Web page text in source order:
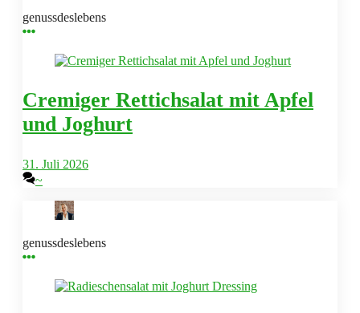
genussdeslebens
Cremiger Rettichsalat mit Apfel
und Joghurt
31. Juli 2026
~
genussdeslebens